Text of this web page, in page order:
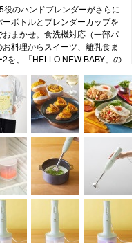
のハンドブレンダーがさらに
ボトルとブレンダーカップを
まかせ。食洗機対応（一部パ
料理からスイーツ、離乳食ま
を、「HELLO NEW BABY」の